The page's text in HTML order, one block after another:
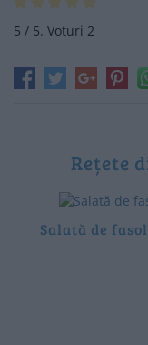
5 / 5. Voturi 2
Rețete
Salată de